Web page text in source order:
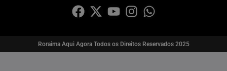
Roraima Aqui Agora Todos os Direitos Reservados 2025